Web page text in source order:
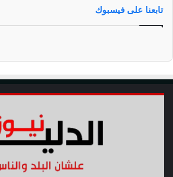
تابعنا على فيسبوك